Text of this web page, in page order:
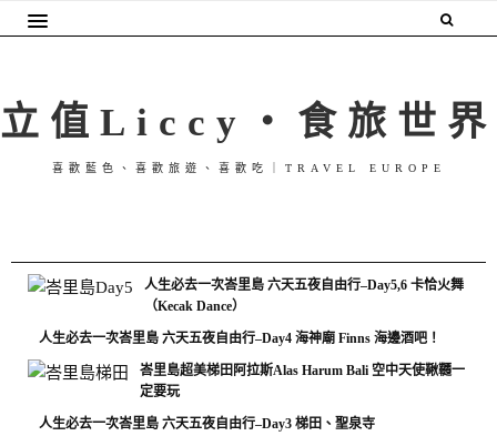
立值Liccy・食旅世界
喜歡藍色、喜歡旅遊、喜歡吃｜TRAVEL EUROPE
人生必去一次峇里島 六天五夜自由行–Day5,6 卡恰火舞
（Kecak Dance）
人生必去一次峇里島 六天五夜自由行–Day4 海神廟 Finns 海邊酒吧！
峇里島超美梯田阿拉斯Alas Harum Bali 空中天使鞦韆一
定要玩
人生必去一次峇里島 六天五夜自由行–Day3 梯田、聖泉寺